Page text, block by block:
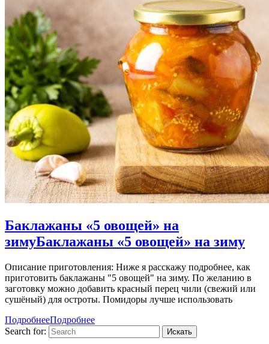
Баклажаны «5 овощей» на
зимуБаклажаны «5 овощей» на зиму
Описание приготовления: Ниже я расскажу подробнее, как
приготовить баклажаны "5 овощей" на зиму. По желанию в
заготовку можно добавить красный перец чили (свежий или
сушёный) для остроты. Помидоры лучше использовать
ПодробнееПодробнее
Search for: